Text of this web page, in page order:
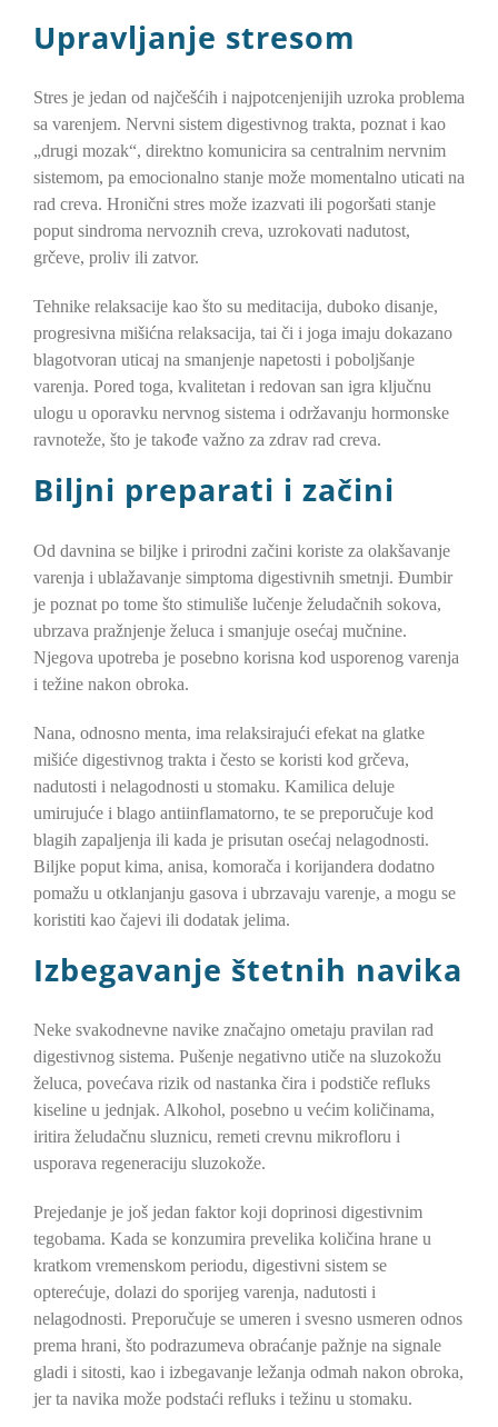
Upravljanje stresom
Stres je jedan od najčešćih i najpotcenjenijih uzroka problema
sa varenjem. Nervni sistem digestivnog trakta, poznat i kao
„drugi mozak“, direktno komunicira sa centralnim nervnim
sistemom, pa emocionalno stanje može momentalno uticati na
rad creva. Hronični stres može izazvati ili pogoršati stanje
poput sindroma nervoznih creva, uzrokovati nadutost,
grčeve, proliv ili zatvor.
Tehnike relaksacije kao što su meditacija, duboko disanje,
progresivna mišićna relaksacija, tai či i joga imaju dokazano
blagotvoran uticaj na smanjenje napetosti i poboljšanje
varenja. Pored toga, kvalitetan i redovan san igra ključnu
ulogu u oporavku nervnog sistema i održavanju hormonske
ravnoteže, što je takođe važno za zdrav rad creva.
Biljni preparati i začini
Od davnina se biljke i prirodni začini koriste za olakšavanje
varenja i ublažavanje simptoma digestivnih smetnji. Đumbir
je poznat po tome što stimuliše lučenje želudačnih sokova,
ubrzava pražnjenje želuca i smanjuje osećaj mučnine.
Njegova upotreba je posebno korisna kod usporenog varenja
i težine nakon obroka.
Nana, odnosno menta, ima relaksirajući efekat na glatke
mišiće digestivnog trakta i često se koristi kod grčeva,
nadutosti i nelagodnosti u stomaku. Kamilica deluje
umirujuće i blago antiinflamatorno, te se preporučuje kod
blagih zapaljenja ili kada je prisutan osećaj nelagodnosti.
Biljke poput kima, anisa, komorača i korijandera dodatno
pomažu u otklanjanju gasova i ubrzavaju varenje, a mogu se
koristiti kao čajevi ili dodatak jelima.
Izbegavanje štetnih navika
Neke svakodnevne navike značajno ometaju pravilan rad
digestivnog sistema. Pušenje negativno utiče na sluzokožu
želuca, povećava rizik od nastanka čira i podstiče refluks
kiseline u jednjak. Alkohol, posebno u većim količinama,
iritira želudačnu sluznicu, remeti crevnu mikrofloru i
usporava regeneraciju sluzokože.
Prejedanje je još jedan faktor koji doprinosi digestivnim
tegobama. Kada se konzumira prevelika količina hrane u
kratkom vremenskom periodu, digestivni sistem se
opterećuje, dolazi do sporijeg varenja, nadutosti i
nelagodnosti. Preporučuje se umeren i svesno usmeren odnos
prema hrani, što podrazumeva obraćanje pažnje na signale
gladi i sitosti, kao i izbegavanje ležanja odmah nakon obroka,
jer ta navika može podstaći refluks i težinu u stomaku.